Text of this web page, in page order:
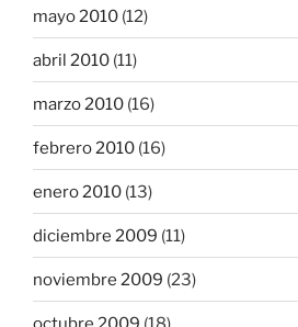
mayo 2010 (12)
abril 2010 (11)
marzo 2010 (16)
febrero 2010 (16)
enero 2010 (13)
diciembre 2009 (11)
noviembre 2009 (23)